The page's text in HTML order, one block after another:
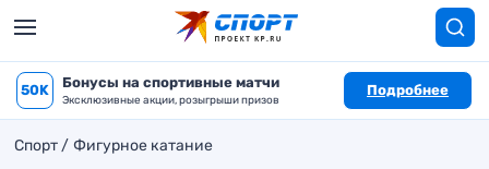
50K Бонусы на спортивные матчи
Эксклюзивные акции, розыгрыши призов
Подробнее
Спорт Фигурное катание